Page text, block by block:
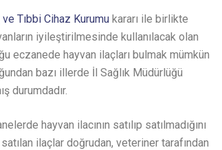
ve Tıbbi Cihaz Kurumu kararı ile birlikte
iyileştirilmesinde kullanılacak olan
eczanede hayvan ilaçları bulmak mümkün
bazı illerde İl Sağlık Müdürlüğü
durumdadır.
hayvan ilacının satılıp satılmadığını
ilaçlar doğrudan, veteriner tarafından